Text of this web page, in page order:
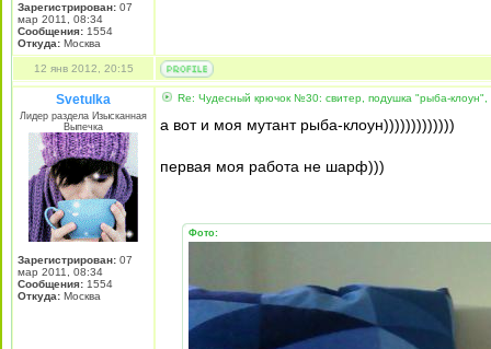
Зарегистрирован: 07
мар 2011, 08:34
Сообщения: 1554
Откуда: Москва
12 янв 2012, 20:15
Svetulka
Лидер раздела Изысканная
Выпечка
Зарегистрирован: 07
мар 2011, 08:34
Сообщения: 1554
Откуда: Москва
Re: Чудесный крючок №30: свитер, подушка "рыба-клоун",
а вот и моя мутант рыба-клоун)))))))))))))
первая моя работа не шарф)))
Фото: